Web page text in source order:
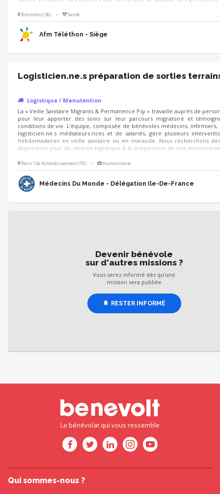
activités culturelles et permettre ainsi aux personnes malades de se
part entière.
Échirolles (38) • Santé
Afm Téléthon - Siège
Logisticien.ne.s préparation de sorties
Logistique / Manutention
La « Veille Sanitaire Migrants & Permanence Psy » travaille auprès de
pour leur apporter des soins sur leur parcours migratoire et
conditions de vie. L’équipe, composée de bénévoles médecins,
logisticien.ne.s médiateurs.rices et de salariés, gère plusieurs
hebdomadaires en veille sanitaire ou en maraude. Nous recherchons
disponibles pour du soutien logistique à la préparation de nos
de sorties se font habituellement les lundis matins, mardi matins et/ou
dans la journée.
Paris 12e Arrondissement (75) • Humanitaire
Médecins Du Monde - Délégation Ile-De-France
Devenir bénévole
sur d'autres missions ?
Vous serez informé dès qu'une
mission sera publiée
RESTER INFORMÉ
Le bénévolat qui vous ressemble
Qui sommes-nous ?